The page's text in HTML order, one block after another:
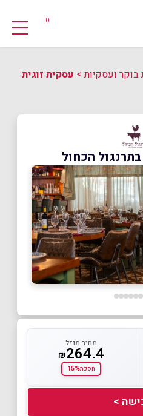
0
בוקר ועסקיות> עסקית זוגית
הכחול
מחיר מוזל
₪264.4
חסכת15%
>